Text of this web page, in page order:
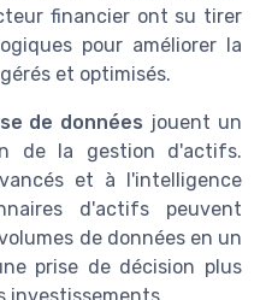
financier ont su tirer
pour améliorer la
et optimisés.
de données jouent un
de la gestion d'actifs.
et à l'intelligence
d'actifs peuvent
de données en un
prise de décision plus
investissements.